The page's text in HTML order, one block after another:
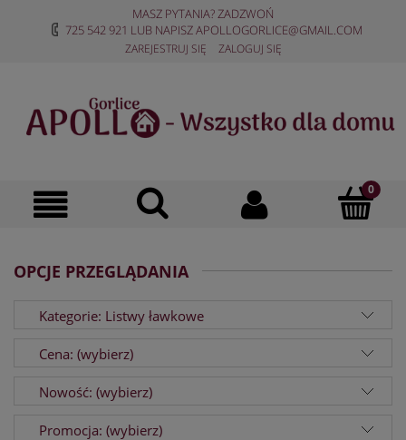
MASZ PYTANIA? ZADZWOŃ
725 542 921 LUB NAPISZAPOLLOGORLICE@GMAIL.COM
ZAREJESTRUJ SIĘ ZALOGUJ SIĘ
OPCJE PRZEGLĄDANIA
Kategorie: Listwy ławkowe
Cena: (wybierz)
Nowość: (wybierz)
Promocja: (wybierz)